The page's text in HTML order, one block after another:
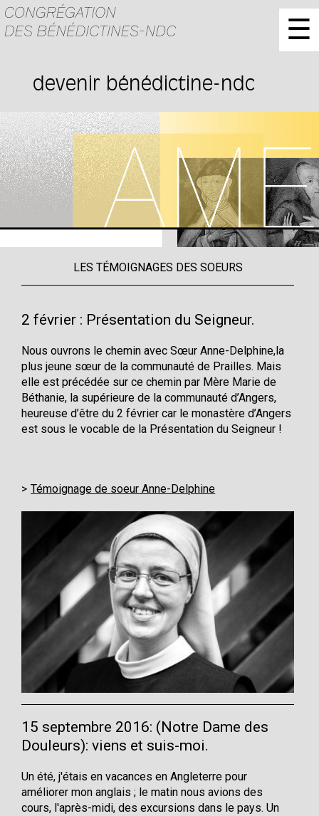
☰
devenir bénédictine-ndc
LES TÉMOIGNAGES DES SOEURS
2 février : Présentation du Seigneur.
Nous ouvrons le chemin avec Sœur Anne-Delphine,la
plus jeune sœur de la communauté de Prailles. Mais
elle est précédée sur ce chemin par Mère Marie de
Béthanie, la supérieure de la communauté d’Angers,
heureuse d’être du 2 février car le monastère d’Angers
est sous le vocable de la Présentation du Seigneur !
Témoignage de soeur Anne-Delphine
15 septembre 2016: (Notre Dame des
Douleurs): viens et suis-moi.
Un été, j'étais en vacances en Angleterre pour
améliorer mon anglais ; le matin nous avions des
cours, l'après-midi, des excursions dans le pays. Un